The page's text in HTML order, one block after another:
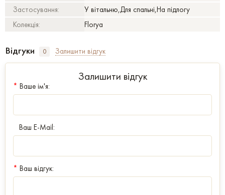
Застосування:
У вітальню,Для спальні,На підлогу
Колекція:
Florya
Відгуки 0 Залишити відгук
Залишити відгук
* Ваше ім'я:
Ваш E-Mail:
* Ваш відгук: